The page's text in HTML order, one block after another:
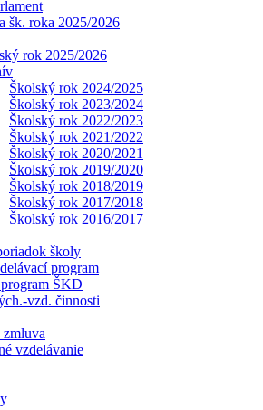
šk. roka 2025/2026
rok 2025/2026
Školský rok 2024/2025
Školský rok 2023/2024
Školský rok 2022/2023
Školský rok 2021/2022
Školský rok 2020/2021
Školský rok 2019/2020
Školský rok 2018/2019
Školský rok 2017/2018
Školský rok 2016/2017
školy
program
ŠKD
vzd. činnosti
vzdelávanie